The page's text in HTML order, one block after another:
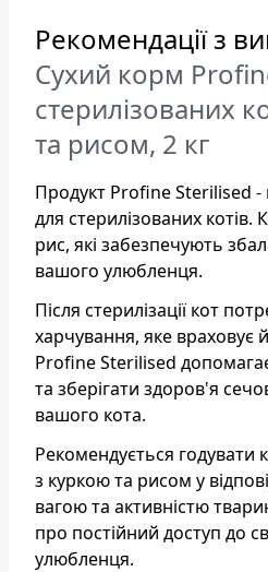
Рекомендації з
Сухий корм
стерилізованих
та рисом, 2 кг
Продукт Profine Sterilised -
для стерилізованих котів.
рис, які забезпечують
вашого улюбленця.
Після стерилізації кот
харчування, яке враховує
Profine Sterilised
та зберігати здоров'я
вашого кота.
Рекомендується годувати
з куркою та рисом у
вагою та активністю
про постійний доступ до
улюбленця.